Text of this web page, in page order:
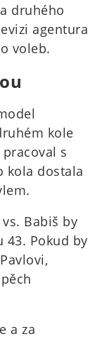
druhého
agentura
voleb.
kole
s
kola dostala
Babiš by
43. Pokud by
a za